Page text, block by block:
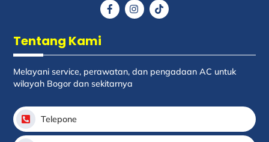
Icon
Icon
Icon
Tentang Kami
Melayani service, perawatan, dan pengadaan AC untuk
wilayah Bogor dan sekitarnya
Telepone